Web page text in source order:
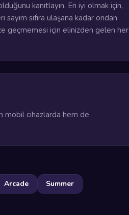
kanıtlayın. En iyi olmak için,
sayım sıfıra ulaşana kadar ondan
geçmemesi için elinizden gelen her
mobil cihazlarda hem de
Arcade
Summer